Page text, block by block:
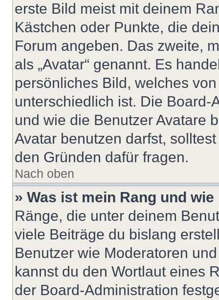
erste Bild meist mit deinem
Kästchen oder Punkte, die
Forum angeben. Das zweite,
als „Avatar“ genannt. Es
persönliches Bild, welches
unterschiedlich ist. Die
und wie die Benutzer Avatare
Avatar benutzen darfst,
den Gründen dafür fragen.
Nach oben
» Was ist mein Rang und
Ränge, die unter deinem
viele Beiträge du bislang
Benutzer wie Moderatoren
kannst du den Wortlaut eines
der Board-Administration